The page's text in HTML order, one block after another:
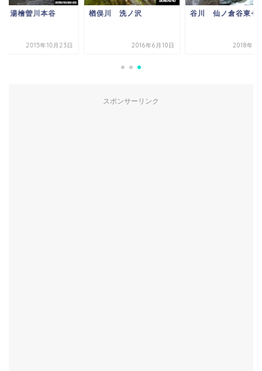
湯檜曽川本谷
2015年10月23日
楢俣川 洗ノ沢
2016年6月10日
谷川 仙ノ倉谷東ゼ
2018年7
スポンサーリンク